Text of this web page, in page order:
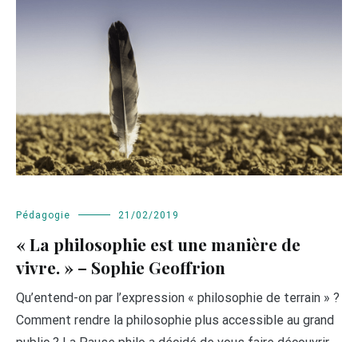
Pédagogie 21/02/2019
« La philosophie est une manière de
vivre. » – Sophie Geoffrion
Qu’entend-on par l’expression « philosophie de terrain » ?
Comment rendre la philosophie plus accessible au grand